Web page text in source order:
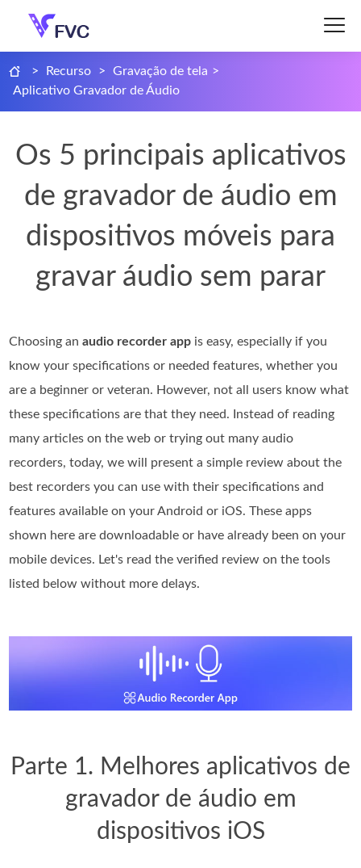
> Recurso > Gravação de tela >
Aplicativo Gravador de Áudio
Os 5 principais aplicativos
de gravador de áudio em
dispositivos móveis para
gravar áudio sem parar
Choosing anaudio recorder app is easy, especially if you
know your specifications or needed features, whether you
are a beginner or veteran. However, not all users know what
these specifications are that they need. Instead of reading
many articles on the web or trying out many audio
recorders, today, we will present a simple review about the
best recorders you can use with their specifications and
features available on your Android or iOS. These apps
shown here are downloadable or have already been on your
mobile devices. Let's read the verified review on the tools
listed below without more delays.
Parte 1. Melhores aplicativos de
gravador de áudio em
dispositivos iOS